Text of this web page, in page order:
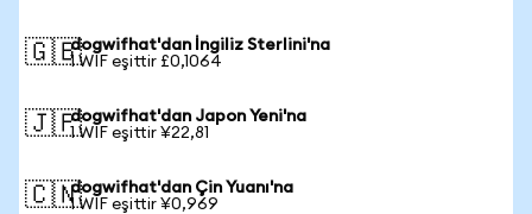
🇬🇧dogwifhat'dan İngiliz Sterlini'na
1 WIF eşittir £0,1064
🇯🇵dogwifhat'dan Japon Yeni'na
1 WIF eşittir ¥22,81
🇨🇳dogwifhat'dan Çin Yuanı'na
1 WIF eşittir ¥0,969